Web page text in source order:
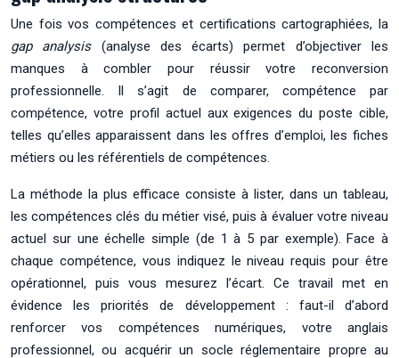
Une fois vos compétences et certifications cartographiées, la
gap analysis(analyse des écarts) permet d’objectiver les
manques à combler pour réussir votre reconversion
professionnelle. Il s’agit de comparer, compétence par
compétence, votre profil actuel aux exigences du poste cible,
telles qu’elles apparaissent dans les offres d’emploi, les fiches
métiers ou les référentiels de compétences.
La méthode la plus efficace consiste à lister, dans un tableau,
les compétences clés du métier visé, puis à évaluer votre niveau
actuel sur une échelle simple (de 1 à 5 par exemple). Face à
chaque compétence, vous indiquez le niveau requis pour être
opérationnel, puis vous mesurez l’écart. Ce travail met en
évidence les priorités de développement : faut-il d’abord
renforcer vos compétences numériques, votre anglais
professionnel, ou acquérir un socle réglementaire propre au